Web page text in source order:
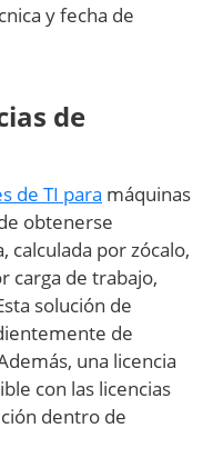
y fecha de
de
de TI para máquinas
obtenerse
calculada por zócalo,
carga de trabajo,
solución de
de
una licencia
con las licencias
dentro de